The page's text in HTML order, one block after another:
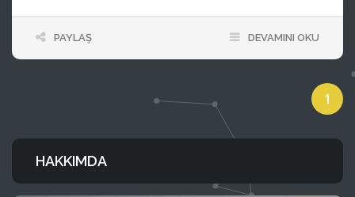
DEVAMINI OKU
PAYLAŞ
1
HAKKIMDA